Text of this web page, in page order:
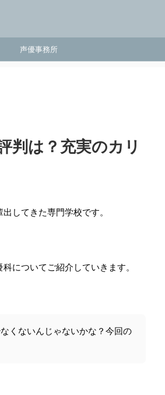
声優事務所
判は？充実のカリ
してきた専門学校です。
についてご紹介していきます。
くないんじゃないかな？今回の